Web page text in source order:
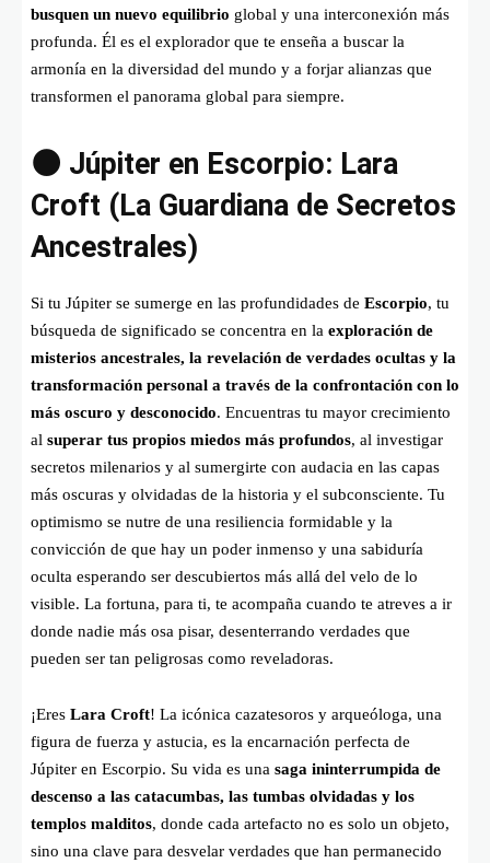
busquen un nuevo equilibrio global y una interconexión más
profunda. Él es el explorador que te enseña a buscar la
armonía en la diversidad del mundo y a forjar alianzas que
transformen el panorama global para siempre.
🌑 Júpiter en Escorpio: Lara
Croft (La Guardiana de Secretos
Ancestrales)
Si tu Júpiter se sumerge en las profundidades de Escorpio, tu
búsqueda de significado se concentra en la exploración de
misterios ancestrales, la revelación de verdades ocultas y la
transformación personal a través de la confrontación con lo
más oscuro y desconocido. Encuentras tu mayor crecimiento
al superar tus propios miedos más profundos, al investigar
secretos milenarios y al sumergirte con audacia en las capas
más oscuras y olvidadas de la historia y el subconsciente. Tu
optimismo se nutre de una resiliencia formidable y la
convicción de que hay un poder inmenso y una sabiduría
oculta esperando ser descubiertos más allá del velo de lo
visible. La fortuna, para ti, te acompaña cuando te atreves a ir
donde nadie más osa pisar, desenterrando verdades que
pueden ser tan peligrosas como reveladoras.
¡Eres Lara Croft! La icónica cazatesoros y arqueóloga, una
figura de fuerza y astucia, es la encarnación perfecta de
Júpiter en Escorpio. Su vida es una saga ininterrumpida de
descenso a las catacumbas, las tumbas olvidadas y los
templos malditos, donde cada artefacto no es solo un objeto,
sino una clave para desvelar verdades que han permanecido